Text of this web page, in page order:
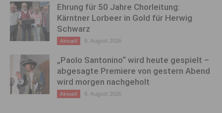
Ehrung für 50 Jahre Chorleitung:
Kärntner Lorbeer in Gold für Herwig
Schwarz
Aktuell 8. August 2026
„Paolo Santonino“ wird heute gespielt –
abgesagte Premiere von gestern Abend
wird morgen nachgeholt
Aktuell 8. August 2026